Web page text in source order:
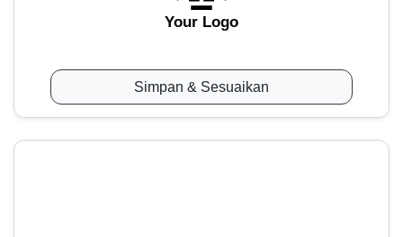
Your Logo
Simpan & Sesuaikan